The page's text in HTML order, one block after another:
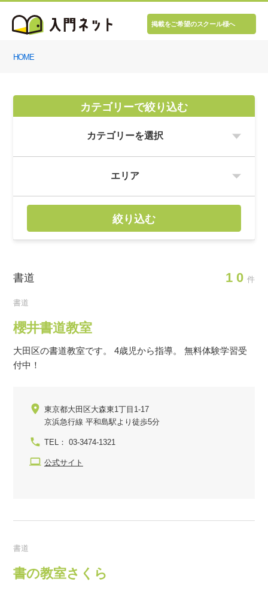
掲載をご希望のスクール様へ
HOME
カテゴリーで絞り込む
絞り込む
書道 10 件
書道
櫻井書道教室
大田区の書道教室です。 4歳児から指導。 無料体験学習受
付中！
東京都大田区大森東1丁目1-17
京浜急行線 平和島駅より徒歩5分
TEL： 03-3474-1321
公式サイト
書道
書の教室さくら